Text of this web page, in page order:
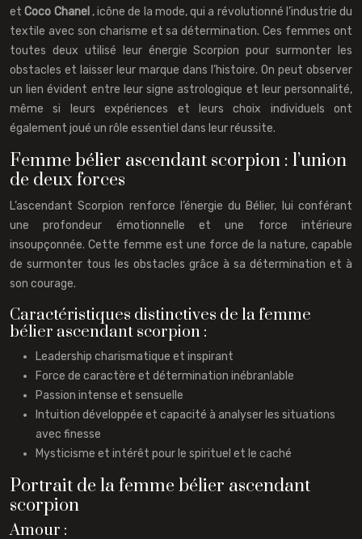
etCoco Chanel , icône de la mode, qui a révolutionné l’industrie du
textile avec son charisme et sa détermination. Ces femmes ont
toutes deux utilisé leur énergie Scorpion pour surmonter les
obstacles et laisser leur marque dans l’histoire. On peut observer
un lien évident entre leur signe astrologique et leur personnalité,
même si leurs expériences et leurs choix individuels ont
également joué un rôle essentiel dans leur réussite.
Femme bélier ascendant scorpion : l’union
de deux forces
L’ascendant Scorpion renforce l’énergie du Bélier, lui conférant
une profondeur émotionnelle et une force intérieure
insoupçonnée. Cette femme est une force de la nature, capable
de surmonter tous les obstacles grâce à sa détermination et à
son courage.
Caractéristiques distinctives de la femme
bélier ascendant scorpion :
Leadership charismatique et inspirant
Force de caractère et détermination inébranlable
Passion intense et sensuelle
Intuition développée et capacité à analyser les situations
avec finesse
Mysticisme et intérêt pour le spirituel et le caché
Portrait de la femme bélier ascendant
scorpion
Amour :